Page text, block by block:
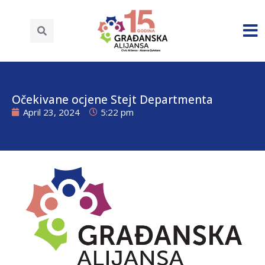
Očekivane ocjene Stejt Departmenta
April 23, 2024 5:22 pm